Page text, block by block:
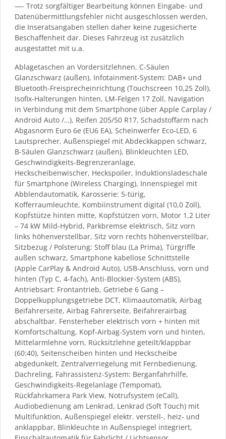
—- Trotz sorgfältiger Bearbeitung können Eingabe- und
Datenübermittlungsfehler nicht ausgeschlossen werden,
die Inseratsangaben stellen daher keine zugesicherte
Beschaffenheit dar. Dieses Fahrzeug ist zusätzlich
ausgestattet mit u.a.
Ablagetaschen an Vordersitzlehnen, C-Säulen
Glanzschwarz (außen), Infotainment-System: DAB+ und
Bluetooth-Freisprecheinrichtung (Touchscreen 10,25 Zoll),
Isofix-Halterungen hinten, LM-Felgen 17 Zoll, Navigation
in Verbindung mit dem Smartphone (über Apple Carplay /
Android Auto /…), Reifen 205/50 R17, Schadstoffarm nach
Abgasnorm Euro 6e (EU6 EA), Scheinwerfer Eco-LED, 6
Lautsprecher, Außenspiegel mit Abdeckkappen schwarz,
B-Säulen Glanzschwarz (außen), Blinkleuchten LED,
Geschwindigkeits-Begrenzeranlage,
Heckscheibenwischer, Heckspoiler, Induktionsladeschale
für Smartphone (Wireless Charging), Innenspiegel mit
Abblendautomatik, Karosserie: 5-türig,
Kofferraumleuchte, Kombiinstrument digital (10,0 Zoll),
Kopfstütze hinten mitte, Kopfstützen vorn, Motor 1,2 Liter
– 74 kW Mild-Hybrid, Parkbremse elektrisch, Sitz vorn
links höhenverstellbar, Sitz vorn rechts höhenverstellbar,
Sitzbezug / Polsterung: Stoff blau (La Prima), Türgriffe
außen schwarz, Smartphone kabellose Schnittstelle
(Apple CarPlay & Android Auto), USB-Anschluss, vorn und
hinten (Typ C, 4-fach), Anti-Blockier-System (ABS),
Antriebsart: Frontantrieb, Getriebe 6 Gang –
Doppelkupplungsgetriebe DCT, Klimaautomatik, Airbag
Beifahrerseite, Airbag Fahrerseite, Beifahrerairbag
abschaltbar, Fensterheber elektrisch vorn + hinten mit
Komfortschaltung, Kopf-Airbag-System vorn und hinten,
Mittelarmlehne vorn, Rücksitzlehne geteilt/klappbar
(60:40), Seitenscheiben hinten und Heckscheibe
abgedunkelt, Zentralverriegelung mit Fernbedienung,
Dachreling, Fahrassistenz-System: Berganfahrhilfe,
Geschwindigkeits-Regelanlage (Tempomat),
Rückfahrkamera Park View, Notrufsystem (eCall),
Audiobedienung am Lenkrad, Lenkrad (Soft Touch) mit
Multifunktion, Außenspiegel elektr. verstell-, heiz- und
anklappbar, Blinkleuchte in Außenspiegel integriert,